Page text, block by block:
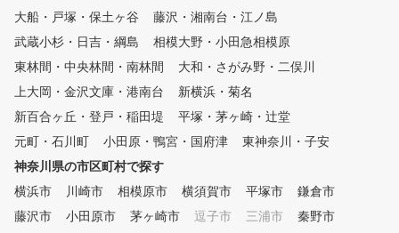
がるラウンドレッスンや、コー
ス貸し切りレッスン、手軽なシ
ョートコース、上達セミナー、
アーなどが豊富にございます。
大船・戸塚・保土ヶ谷
藤沢・湘南台・江ノ島
武蔵小杉・日吉・綱島
相模大野・小田急相模原
東林間・中央林間・南林間
大和・さがみ野・二俣川
上大岡・金沢文庫・港南台
新横浜・菊名
新百合ヶ丘・登戸・稲田堤
平塚・茅ヶ崎・辻堂
元町・石川町
小田原・鴨宮・国府津
東神奈川・子安
神奈川県の市区町村で探す
横浜市
川崎市 相模原市 横須賀市 平塚市
鎌倉市
藤沢市
小田原市 茅ヶ崎市 逗子市 三浦市
秦野市